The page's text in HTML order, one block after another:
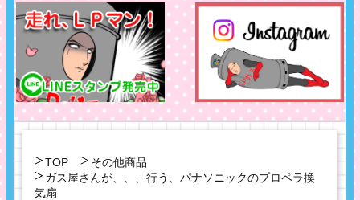
TOP
その他商品
ガス屋さんが、、、行う、パナソニックのプロペラ換
気扇